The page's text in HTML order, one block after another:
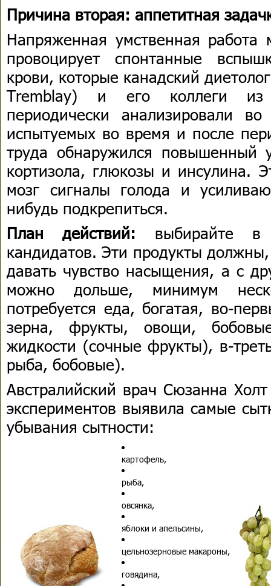
Причина вторая: аппетитная
Напряженная умственная
провоцирует спонтанные
крови, которые канадский
Tremblay) и его коллеги из
периодически анализировали
испытуемых во время и после
труда обнаружился повышенный
кортизола, глюкозы и инсулина.
мозг сигналы голода и
нибудь подкрепиться.
План действий: выбирайте в
кандидатов. Эти продукты
давать чувство насыщения, а с
можно дольше, минимум
потребуется еда, богатая, во-
зерна, фрукты, овощи,
жидкости (сочные фрукты), в-
рыба, бобовые).
Австралийский врач Сюзанна
экспериментов выявила самые
убывания сытности:
картофель,
рыба,
овсянка,
яблоки и апельсины,
цельнозерновые макароны,
говядина,